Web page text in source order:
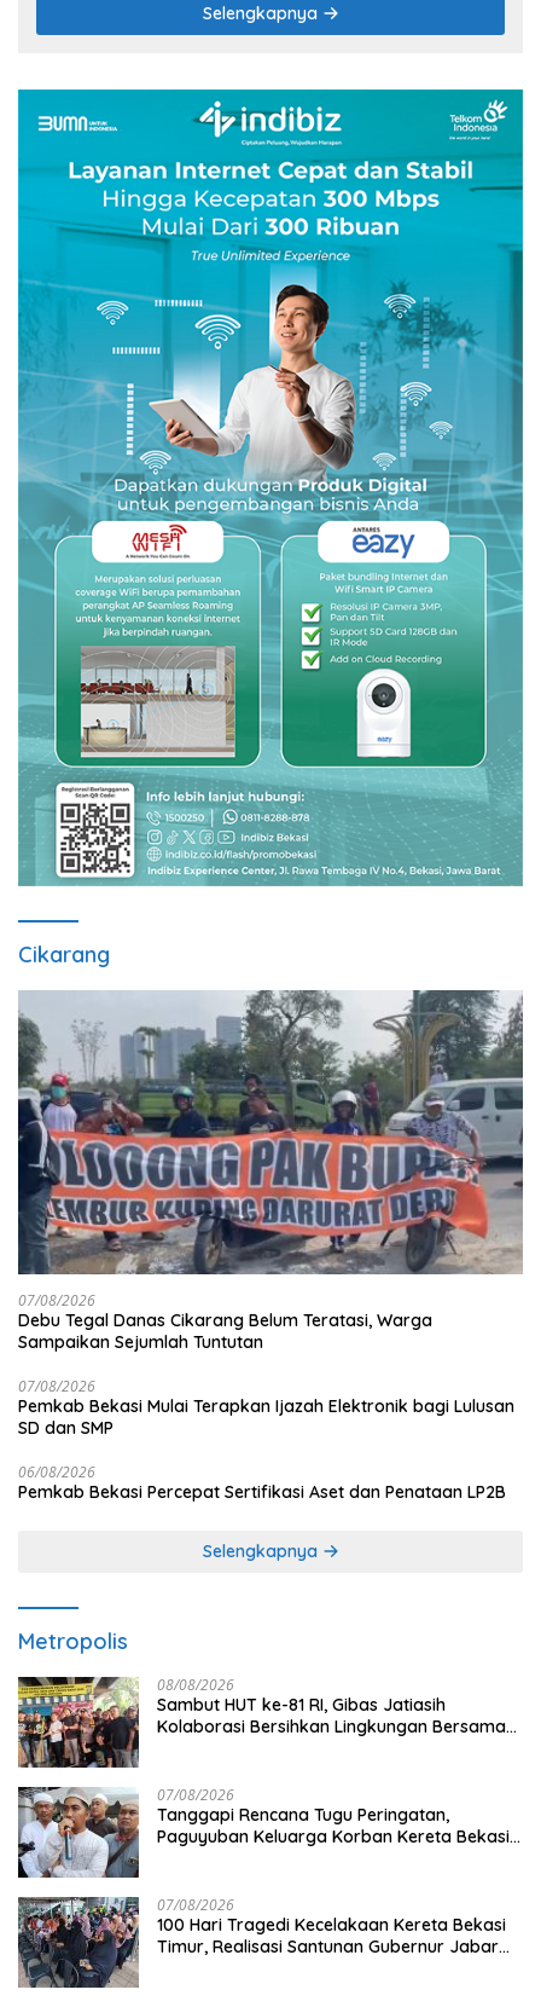
Selengkapnya
Cikarang
07/08/2026
Debu Tegal Danas Cikarang Belum Teratasi, Warga
Sampaikan Sejumlah Tuntutan
07/08/2026
Pemkab Bekasi Mulai Terapkan Ijazah Elektronik bagi Lulusan
SD dan SMP
06/08/2026
Pemkab Bekasi Percepat Sertifikasi Aset dan Penataan LP2B
Selengkapnya
Metropolis
08/08/2026
Sambut HUT ke-81 RI, Gibas Jatiasih
Kolaborasi Bersihkan Lingkungan Bersama
07/08/2026
Tanggapi Rencana Tugu Peringatan,
Paguyuban Keluarga Korban Kereta Bekasi
07/08/2026
100 Hari Tragedi Kecelakaan Kereta Bekasi
Timur, Realisasi Santunan Gubernur Jabar